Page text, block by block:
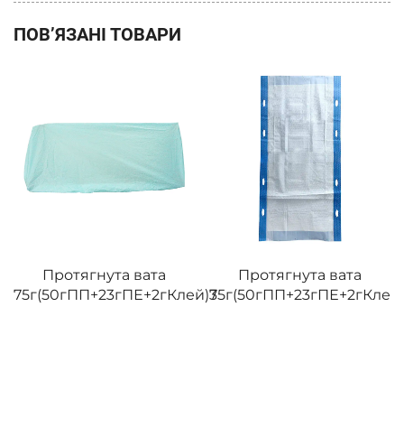
ПОВ’ЯЗАНІ ТОВАРИ
Протягнута вата
75г(50гПП+23гПЕ+2гКлей)3
Протягнута вата